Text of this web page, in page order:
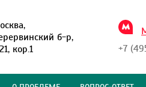
б-р,
кор.1
+7